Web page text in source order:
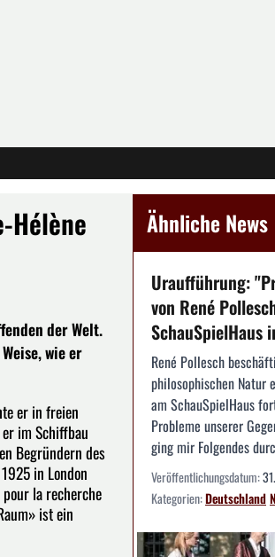
Hélène
der Welt.
wie er
er in freien
im Schiffbau
Begründern des
in London
la recherche
ist ein
Ähnliche News
Uraufführung:
von René
SchauSpielHaus
René Pollesch
philosophischen Natur
am SchauSpielHaus
Probleme unserer
ging mir Folgendes
Veröffentlichungsdatum:
Kategorien:Deutschland